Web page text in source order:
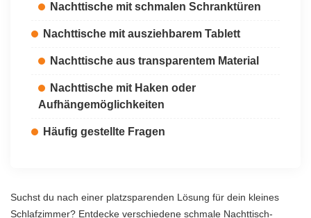
Nachttische mit schmalen Schranktüren
Nachttische mit ausziehbarem Tablett
Nachttische aus transparentem Material
Nachttische mit Haken oder
Aufhängemöglichkeiten
Häufig gestellte Fragen
Suchst du nach einer platzsparenden Lösung für dein kleines
Schlafzimmer? Entdecke verschiedene schmale Nachttisch-